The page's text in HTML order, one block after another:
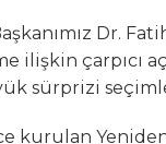
Dr.
ilişkin çarpıcı
sürprizi
kurulan